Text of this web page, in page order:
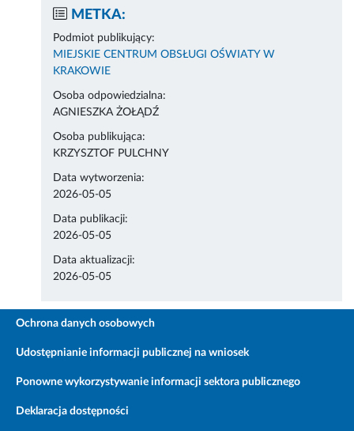
METKA:
Podmiot publikujący:
MIEJSKIE CENTRUM OBSŁUGI OŚWIATY W
KRAKOWIE
Osoba odpowiedzialna:
AGNIESZKA ŻOŁĄDŹ
Osoba publikująca:
KRZYSZTOF PULCHNY
Data wytworzenia:
2026-05-05
Data publikacji:
2026-05-05
Data aktualizacji:
2026-05-05
Ochrona danych osobowych
Udostępnianie informacji publicznej na wniosek
Ponowne wykorzystywanie informacji sektora publicznego
Deklaracja dostępności